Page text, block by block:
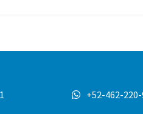
+52-462-